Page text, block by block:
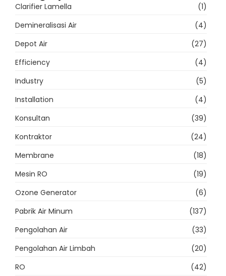
Clarifier Lamella
(1)
Demineralisasi Air
(4)
Depot Air
(27)
Efficiency
(4)
Industry
(5)
Installation
(4)
Konsultan
(39)
Kontraktor
(24)
Membrane
(18)
Mesin RO
(19)
Ozone Generator
(6)
Pabrik Air Minum
(137)
Pengolahan Air
(33)
Pengolahan Air Limbah
(20)
RO
(42)